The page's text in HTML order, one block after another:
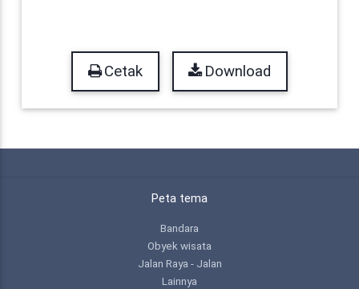
Cetak Download
Peta tema
Bandara
Obyek wisata
Jalan Raya - Jalan
Lainnya